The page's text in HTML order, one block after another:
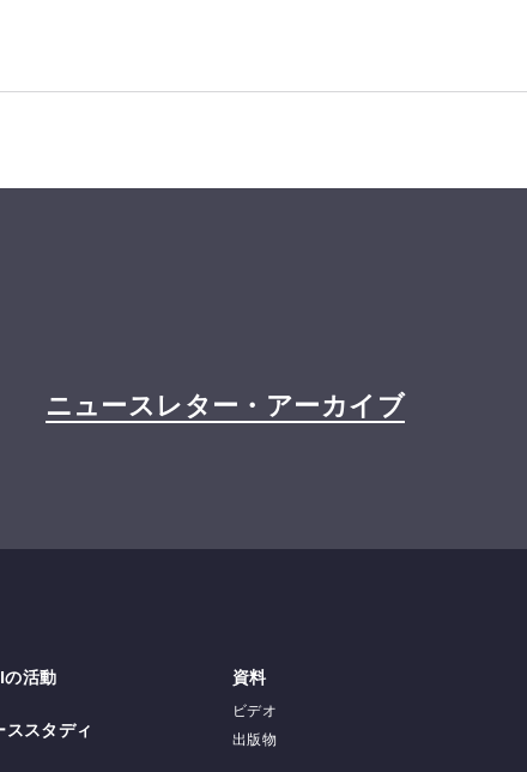
ニュースレター・アーカイブ
の活動
ススタディ
資料
ビデオ
出版物